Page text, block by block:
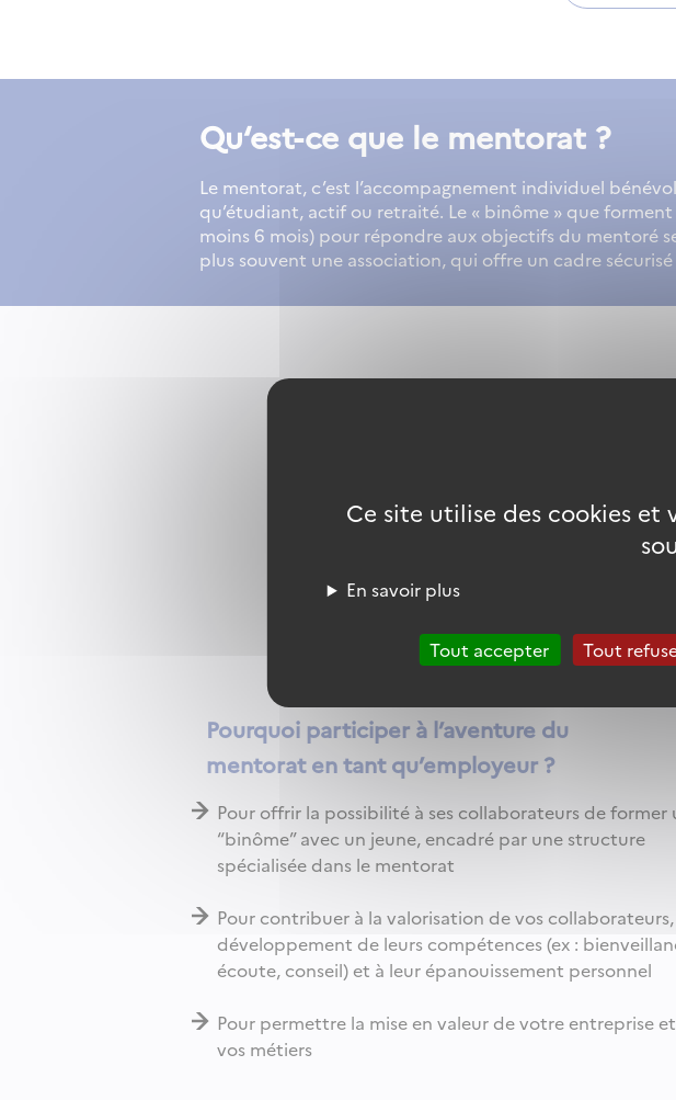
Qu‘est-ce que le mentorat ?
Le mentorat, c’est l’accompagnement individuel
qu’étudiant, actif ou retraité. Le « binôme » que
moins 6 mois) pour répondre aux objectifs du mentoré
plus souvent une association, qui offre un cadre
Pourquoi participer à l’aventure du
mentorat en tant qu’employeur ?
Pour offrir la possibilité à ses collaborateurs de former
“binôme” avec un jeune, encadré par une structure
spécialisée dans le mentorat
Pour contribuer à la valorisation de vos
développement de leurs compétences (ex :
écoute, conseil) et à leur épanouissement personnel
Pour permettre la mise en valeur de votre entreprise
vos métiers
Ce site utilise des cookies et
En savoir plus
Tout accepter Tout